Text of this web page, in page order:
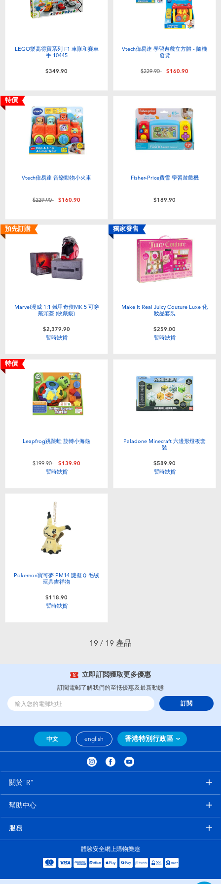
LEGO樂高得寶系列 F1 車隊和賽車
手 10445
$349.90
Vtech偉易達 學習遊戲立方體 - 隨機
發貨
價格從
$229.90至$160.90
特價
Vtech偉易達 音樂動物小火車
價格從
$229.90至$160.90
Fisher-Price費雪 學習遊戲機
$189.90
預先訂購
Marvel漫威 1:1 鐵甲奇俠MK 5 可穿
戴頭盔 (收藏級)
$2,379.90
暫時缺貨
獨家發售
Make It Real Juicy Couture Luxe 化
妝品套裝
$259.00
暫時缺貨
特價
Leapfrog跳跳蛙 旋轉小海龜
價格從
$199.90至$139.90
暫時缺貨
Paladone Minecraft 六邊形燈板套
裝
$589.90
暫時缺貨
Pokemon寶可夢 PM14 謎擬Ｑ 毛绒
玩具吉祥物
$118.90
暫時缺貨
19 / 19 產品
立即訂閲獲取更多優惠
訂閲電郵了解我們的至抵優惠及最新動態
訂閲
中文 english 香港特別行政區
關於"R"
幫助中心
服務
體驗安全網上購物樂趣